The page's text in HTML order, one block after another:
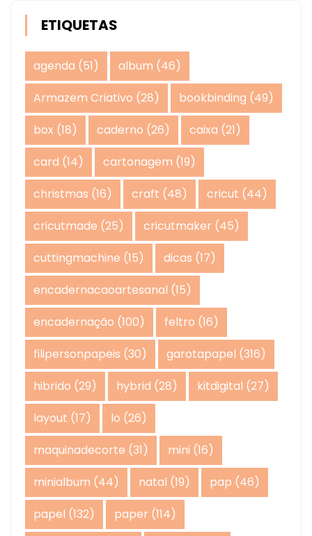
ETIQUETAS
agenda (51) album (46)
Armazem Criativo (28) bookbinding (49)
box (18) caderno (26) caixa (21)
card (14) cartonagem (19)
christmas (16) craft (48) cricut (44)
cricutmade (25) cricutmaker (45)
cuttingmachine (15) dicas (17)
encadernacaoartesanal (15)
encadernação (100) feltro (16)
filipersonpapeis (30) garotapapel (316)
hibrido (29) hybrid (28) kitdigital (27)
layout (17) lo (26)
maquinadecorte (31) mini (16)
minialbum (44) natal (19) pap (46)
papel (132) paper (114)